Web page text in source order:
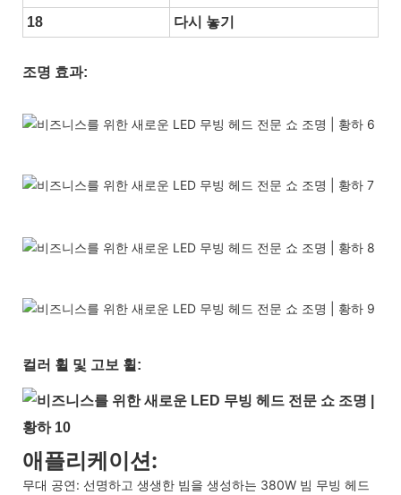
18
다시 놓기
조명 효과:
컬러 휠 및 고보 휠:
애플리케이션:
무대 공연: 선명하고 생생한 빔을 생성하는 380W 빔 무빙 헤드